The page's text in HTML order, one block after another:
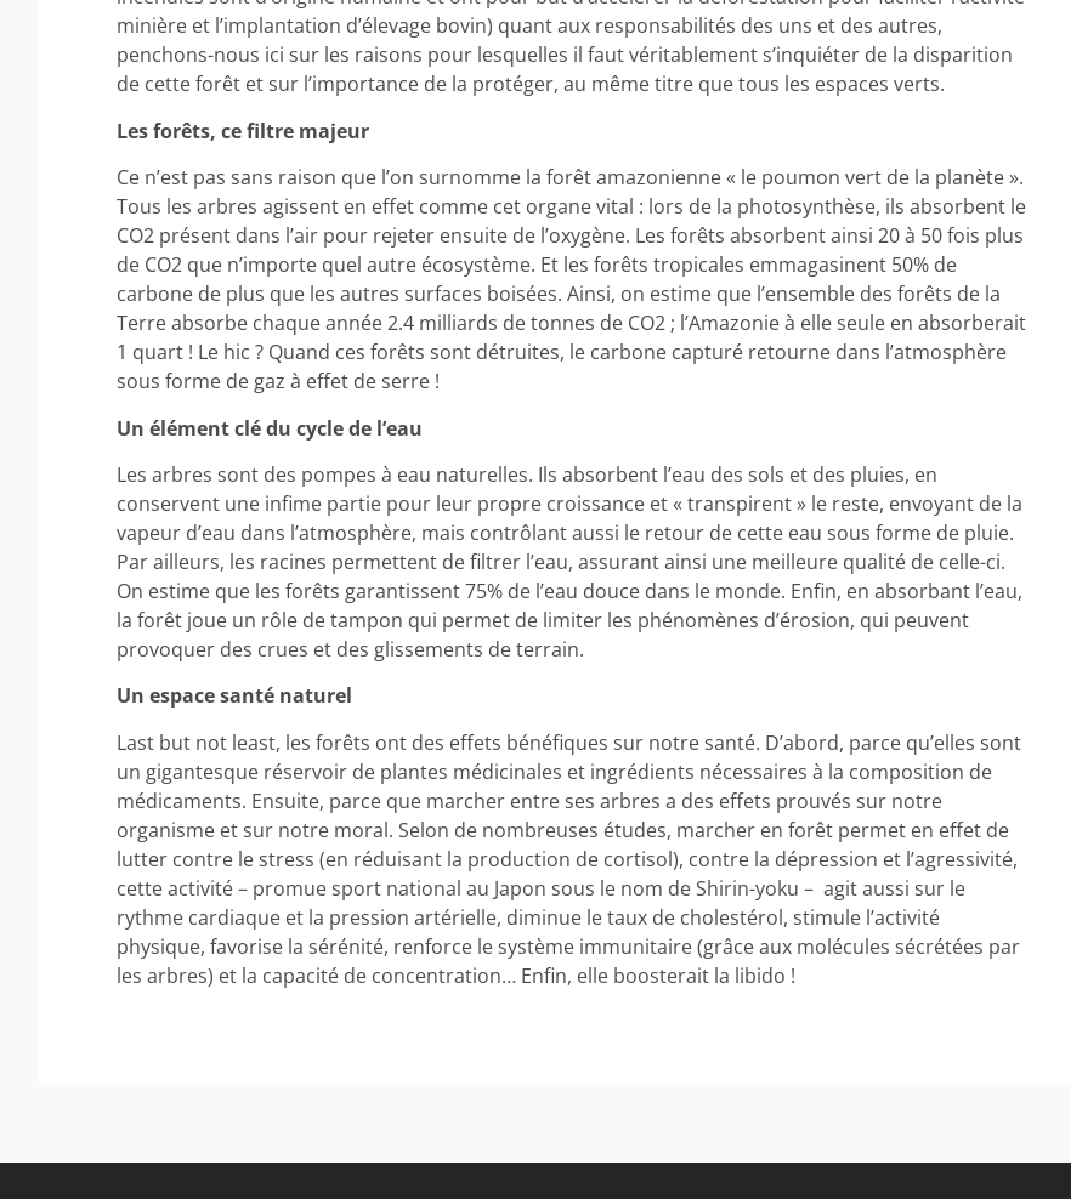
minière et l’implantation d’élevage bovin) quant aux responsabilités des uns et des autres,
penchons-nous ici sur les raisons pour lesquelles il faut véritablement s’inquiéter de la disparition
de cette forêt et sur l’importance de la protéger, au même titre que tous les espaces verts.
Les forêts, ce filtre majeur
Ce n’est pas sans raison que l’on surnomme la forêt amazonienne « le poumon vert de la planète ».
Tous les arbres agissent en effet comme cet organe vital : lors de la photosynthèse, ils absorbent le
CO2 présent dans l’air pour rejeter ensuite de l’oxygène. Les forêts absorbent ainsi 20 à 50 fois plus
de CO2 que n’importe quel autre écosystème. Et les forêts tropicales emmagasinent 50% de
carbone de plus que les autres surfaces boisées. Ainsi, on estime que l’ensemble des forêts de la
Terre absorbe chaque année 2.4 milliards de tonnes de CO2 ; l’Amazonie à elle seule en absorberait
1 quart ! Le hic ? Quand ces forêts sont détruites, le carbone capturé retourne dans l’atmosphère
sous forme de gaz à effet de serre !
Un élément clé du cycle de l’eau
Les arbres sont des pompes à eau naturelles. Ils absorbent l’eau des sols et des pluies, en
conservent une infime partie pour leur propre croissance et « transpirent » le reste, envoyant de la
vapeur d’eau dans l’atmosphère, mais contrôlant aussi le retour de cette eau sous forme de pluie.
Par ailleurs, les racines permettent de filtrer l’eau, assurant ainsi une meilleure qualité de celle-ci.
On estime que les forêts garantissent 75% de l’eau douce dans le monde. Enfin, en absorbant l’eau,
la forêt joue un rôle de tampon qui permet de limiter les phénomènes d’érosion, qui peuvent
provoquer des crues et des glissements de terrain.
Un espace santé naturel
Last but not least, les forêts ont des effets bénéfiques sur notre santé. D’abord, parce qu’elles sont
un gigantesque réservoir de plantes médicinales et ingrédients nécessaires à la composition de
médicaments. Ensuite, parce que marcher entre ses arbres a des effets prouvés sur notre
organisme et sur notre moral. Selon de nombreuses études, marcher en forêt permet en effet de
lutter contre le stress (en réduisant la production de cortisol), contre la dépression et l’agressivité,
cette activité – promue sport national au Japon sous le nom de Shirin-yoku – agit aussi sur le
rythme cardiaque et la pression artérielle, diminue le taux de cholestérol, stimule l’activité
physique, favorise la sérénité, renforce le système immunitaire (grâce aux molécules sécrétées par
les arbres) et la capacité de concentration… Enfin, elle boosterait la libido !